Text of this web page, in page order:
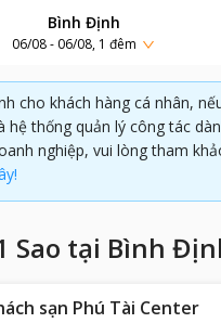
Bình Định
06/08 - 06/08, 1 đêm
cho khách hàng cá nhân,
hệ thống quản lý công tác
nghiệp, vui lòng tham
Sao tại Bình
sạn Phú Tài Center